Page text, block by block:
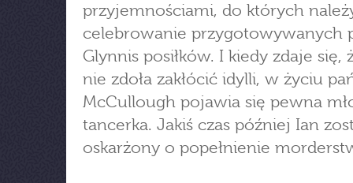
przyjemnościami, do których
celebrowanie przygotowywanych
Glynnis posiłków. I kiedy zdaje się,
nie zdoła zakłócić idylli, w życiu
McCullough pojawia się pewna
tancerka. Jakiś czas później Ian
oskarżony o popełnienie